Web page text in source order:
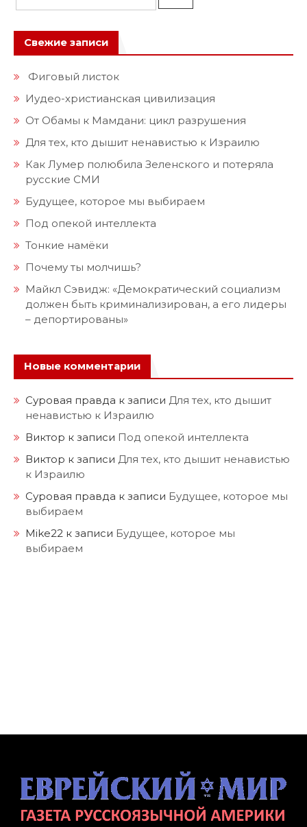
Свежие записи
Фиговый листок
Иудео-христианская цивилизация
От Обамы к Мамдани: цикл разрушения
Для тех, кто дышит ненавистью к Израилю
Как Лумер полюбила Зеленского и потеряла
русские СМИ
Будущее, которое мы выбираем
Под опекой интеллекта
Тонкие намёки
Почему ты молчишь?
Майкл Сэвидж: «Демократический социализм
должен быть криминализирован, а его лидеры
– депортированы»
Новые комментарии
Суровая правда к записи Для тех, кто дышит
ненавистью к Израилю
Виктор к записи Под опекой интеллекта
Виктор к записи Для тех, кто дышит ненавистью
к Израилю
Суровая правда к записи Будущее, которое мы
выбираем
Mike22 к записи Будущее, которое мы
выбираем